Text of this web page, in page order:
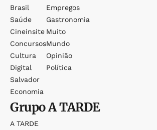
Brasil
Saúde
Cineinsite
Concursos
Cultura
Digital
Salvador
Economia
Empregos
Gastronomia
Muito
Mundo
Opinião
Política
GrupoA TARDE
A TARDE